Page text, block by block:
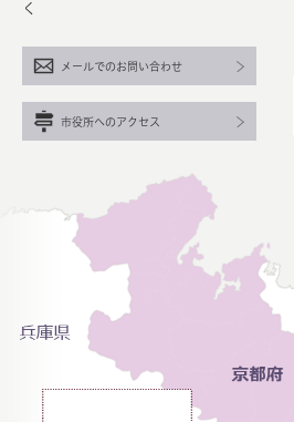
く
メールでのお問い合わせ
市役所へのアクセス